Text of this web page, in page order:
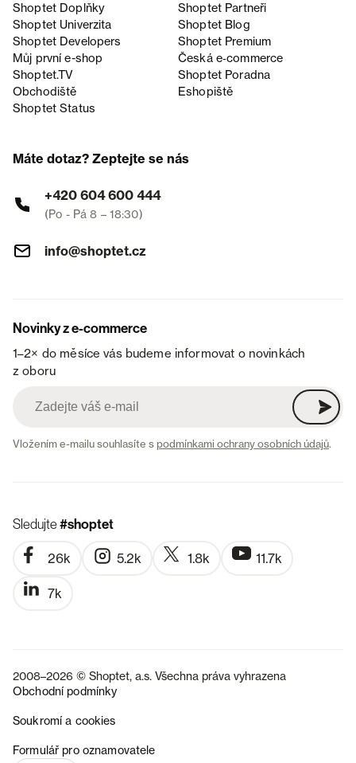
Shoptet Doplňky
Shoptet Partneři
Shoptet Univerzita
Shoptet Blog
Shoptet Developers
Shoptet Premium
Můj první e-shop
Česká e‑commerce
Shoptet.TV
Shoptet Poradna
Obchodiště
Eshopiště
Shoptet Status
Máte dotaz? Zeptejte se nás
+420 604 600 444
(Po - Pá 8 – 18:30)
info@shoptet.cz
Novinky z e-commerce
1–2× do měsíce vás budeme informovat o novinkách
z oboru
Vložením e-mailu souhlasíte spodmínkami ochrany osobních údajů.
Sledujte#shoptet
26k 5.2k 1.8k 11.7k
7k
2008–2026 © Shoptet, a.s. Všechna práva vyhrazena
Obchodní podmínky
Soukromí a cookies
Formulář pro oznamovatele